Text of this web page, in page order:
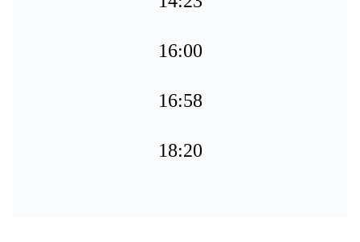
16:00
16:58
18:20